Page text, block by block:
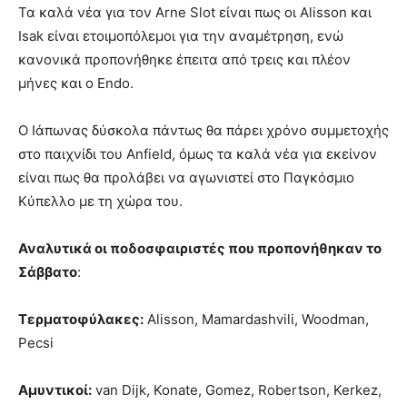
Τα καλά νέα για τον Arne Slot είναι πως οι Alisson και
Isak είναι ετοιμοπόλεμοι για την αναμέτρηση, ενώ
κανονικά προπονήθηκε έπειτα από τρεις και πλέον
μήνες και ο Endo.
Ο Ιάπωνας δύσκολα πάντως θα πάρει χρόνο συμμετοχής
στο παιχνίδι του Anfield, όμως τα καλά νέα για εκείνον
είναι πως θα προλάβει να αγωνιστεί στο Παγκόσμιο
Κύπελλο με τη χώρα του.
Αναλυτικά οι ποδοσφαιριστές που προπονήθηκαν το
Σάββατο:
Τερματοφύλακες: Alisson, Mamardashvili, Woodman,
Pecsi
Αμυντικοί: van Dijk, Konate, Gomez, Robertson, Kerkez,